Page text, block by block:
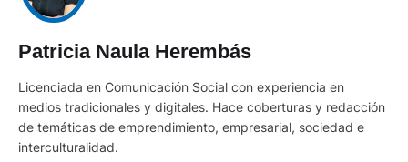
Patricia Naula Herembás
Licenciada en Comunicación Social con experiencia en
medios tradicionales y digitales. Hace coberturas y redacción
de temáticas de emprendimiento, empresarial, sociedad e
interculturalidad.